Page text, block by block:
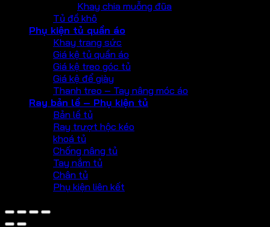
Khay chia muỗng đũa
Tủ đồ khô
Phụ kiện tủ quần áo
Khay trang sức
Giá kệ tủ quần áo
Giá kệ treo góc tủ
Giá kệ để giày
Thanh treo – Tay nâng móc áo
Ray bản lề – Phụ kiện tủ
Bản lề tủ
Ray trượt hộc kéo
khoá tủ
Chống nâng tủ
Tay nắm tủ
Chân tủ
Phụ kiện liên kết